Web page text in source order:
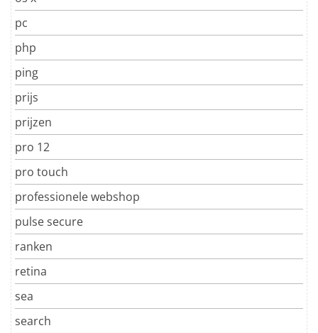
pc
php
ping
prijs
prijzen
pro 12
pro touch
professionele webshop
pulse secure
ranken
retina
sea
search